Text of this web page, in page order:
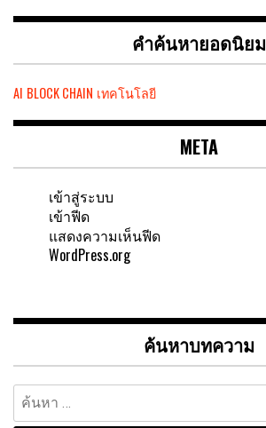
คำค้นหายอดนิยม
AI BLOCK CHAIN เทคโนโลยี
META
เข้าสู่ระบบ
เข้าฟีด
แสดงความเห็นฟีด
WordPress.org
ค้นหาบทความ
ค้นหา
สำหรับ: